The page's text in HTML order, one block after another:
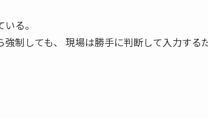
る。
制しても、 現場は勝手に判断して入力する